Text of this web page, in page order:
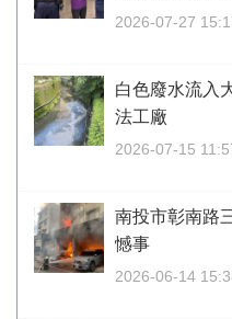
2026-07-27
白色廢水流入
法工廠
2026-07-15
南投市彰南路
憾事
2026-06-14